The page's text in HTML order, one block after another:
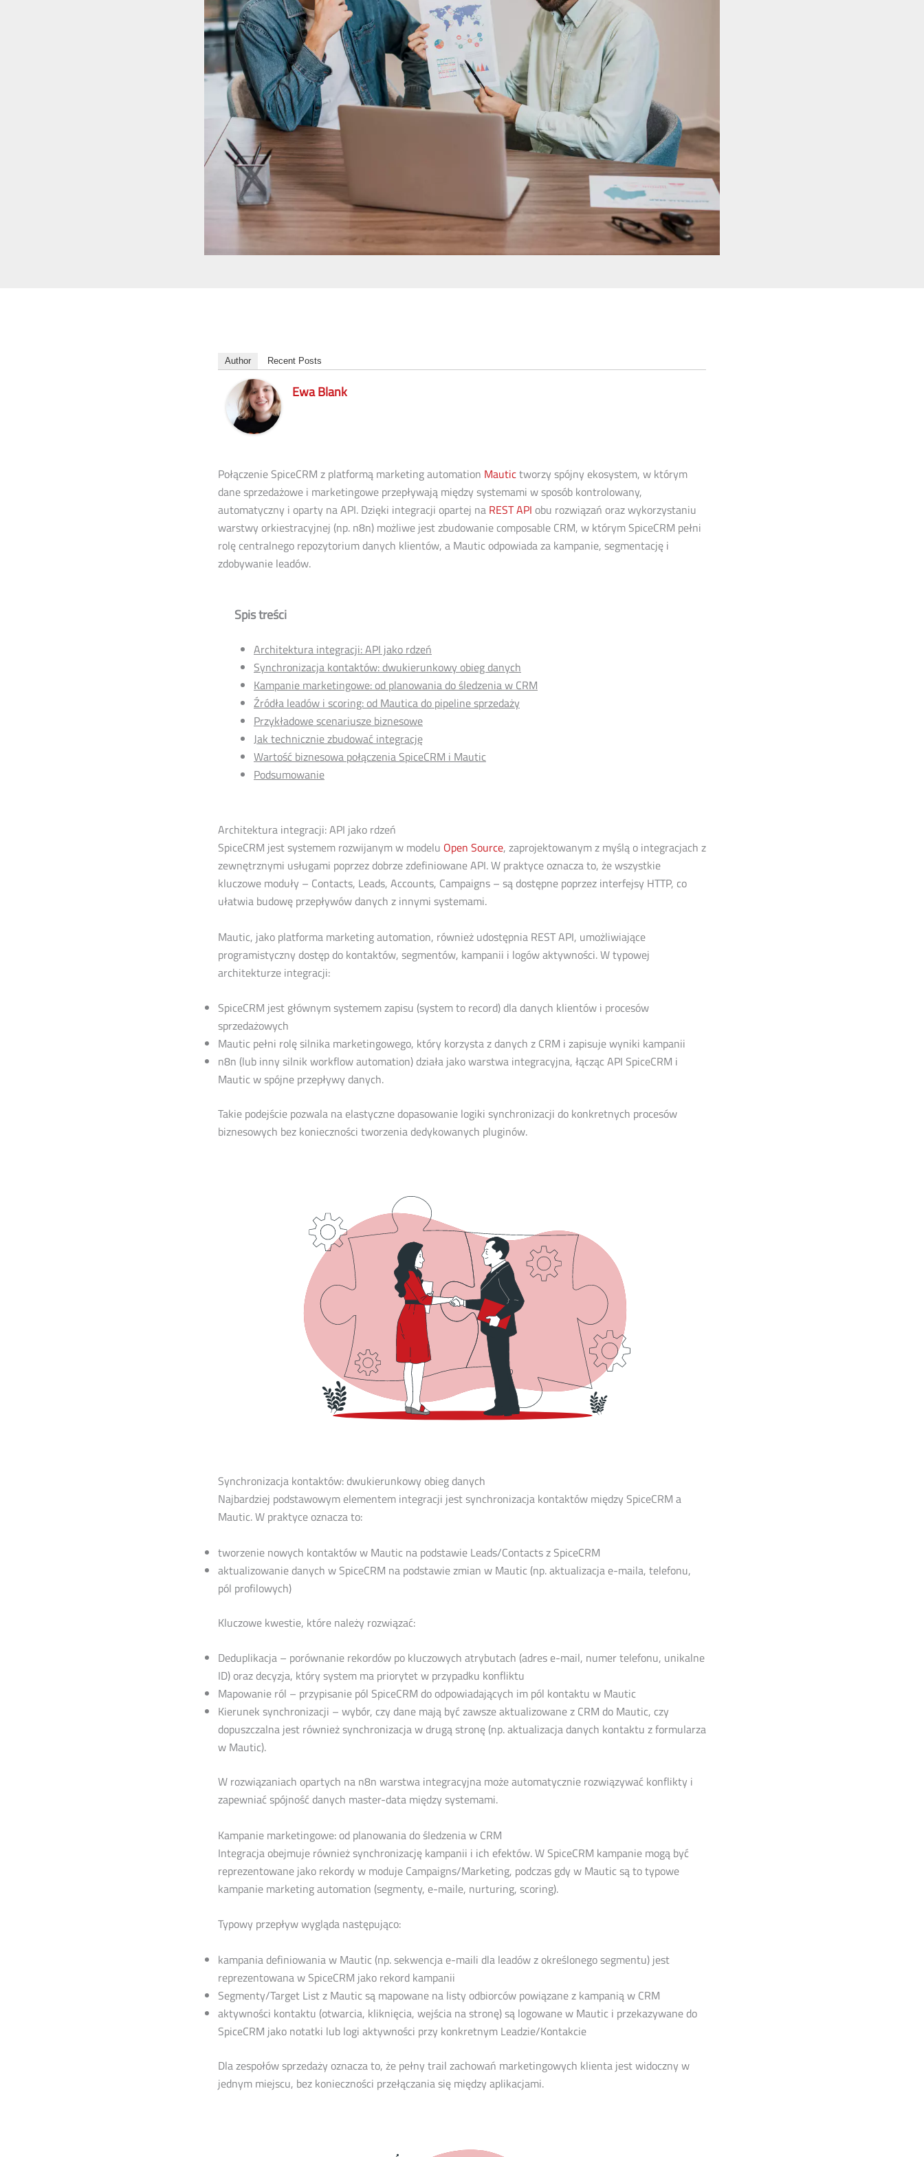
Author Recent Posts
Ewa Blank
Połączenie SpiceCRM z platformą marketing automation Mautictworzy spójny ekosystem, w którym
dane sprzedażowe i marketingowe przepływają między systemami w sposób kontrolowany,
automatyczny i oparty na API. Dzięki integracji opartej na REST API obu rozwiązań oraz wykorzystaniu
warstwy orkiestracyjnej (np. n8n) możliwe jest zbudowanie composable CRM, w którym SpiceCRM pełni
rolę centralnego repozytorium danych klientów, a Mautic odpowiada za kampanie, segmentację i
zdobywanie leadów.
Spis treści
Architektura integracji: API jako rdzeń
Synchronizacja kontaktów: dwukierunkowy obieg danych
Kampanie marketingowe: od planowania do śledzenia w CRM
Źródła leadów i scoring: od Mautica do pipeline sprzedaży
Przykładowe scenariusze biznesowe
Jak technicznie zbudować integrację
Wartość biznesowa połączenia SpiceCRM i Mautic
Podsumowanie
Architektura integracji: API jako rdzeń
SpiceCRM jest systemem rozwijanym w modelu Open Source, zaprojektowanym z myślą o integracjach z
zewnętrznymi usługami poprzez dobrze zdefiniowane API. W praktyce oznacza to, że wszystkie
kluczowe moduły – Contacts, Leads, Accounts, Campaigns – są dostępne poprzez interfejsy HTTP, co
ułatwia budowę przepływów danych z innymi systemami.
Mautic, jako platforma marketing automation, również udostępnia REST API, umożliwiające
programistyczny dostęp do kontaktów, segmentów, kampanii i logów aktywności. W typowej
architekturze integracji:
SpiceCRM jest głównym systemem zapisu (system to record) dla danych klientów i procesów
sprzedażowych
Mautic pełni rolę silnika marketingowego, który korzysta z danych z CRM i zapisuje wyniki kampanii
n8n (lub inny silnik workflow automation) działa jako warstwa integracyjna, łącząc API SpiceCRM i
Mautic w spójne przepływy danych.
Takie podejście pozwala na elastyczne dopasowanie logiki synchronizacji do konkretnych procesów
biznesowych bez konieczności tworzenia dedykowanych pluginów.
Synchronizacja kontaktów: dwukierunkowy obieg danych
Najbardziej podstawowym elementem integracji jest synchronizacja kontaktów między SpiceCRM a
Mautic. W praktyce oznacza to:
tworzenie nowych kontaktów w Mautic na podstawie Leads/Contacts z SpiceCRM
aktualizowanie danych w SpiceCRM na podstawie zmian w Mautic (np. aktualizacja e-maila, telefonu,
pól profilowych)
Kluczowe kwestie, które należy rozwiązać:
Deduplikacja – porównanie rekordów po kluczowych atrybutach (adres e-mail, numer telefonu, unikalne
ID) oraz decyzja, który system ma priorytet w przypadku konfliktu
Mapowanie ról – przypisanie pól SpiceCRM do odpowiadających im pól kontaktu w Mautic
Kierunek synchronizacji – wybór, czy dane mają być zawsze aktualizowane z CRM do Mautic, czy
dopuszczalna jest również synchronizacja w drugą stronę (np. aktualizacja danych kontaktu z formularza
w Mautic).
W rozwiązaniach opartych na n8n warstwa integracyjna może automatycznie rozwiązywać konflikty i
zapewniać spójność danych master-data między systemami.
Kampanie marketingowe: od planowania do śledzenia w CRM
Integracja obejmuje również synchronizację kampanii i ich efektów. W SpiceCRM kampanie mogą być
reprezentowane jako rekordy w moduje Campaigns/Marketing, podczas gdy w Mautic są to typowe
kampanie marketing automation (segmenty, e-maile, nurturing, scoring).
Typowy przepływ wygląda następująco:
kampania definiowania w Mautic (np. sekwencja e-maili dla leadów z określonego segmentu) jest
reprezentowana w SpiceCRM jako rekord kampanii
Segmenty/Target List z Mautic są mapowane na listy odbiorców powiązane z kampanią w CRM
aktywności kontaktu (otwarcia, kliknięcia, wejścia na stronę) są logowane w Mautic i przekazywane do
SpiceCRM jako notatki lub logi aktywności przy konkretnym Leadzie/Kontakcie
Dla zespołów sprzedaży oznacza to, że pełny trail zachowań marketingowych klienta jest widoczny w
jednym miejscu, bez konieczności przełączania się między aplikacjami.